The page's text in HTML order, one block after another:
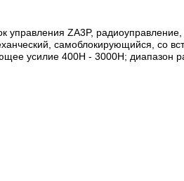
ZA3P,
самоблокирующийся, со
усилие 400Н - 3000Н; диапазон